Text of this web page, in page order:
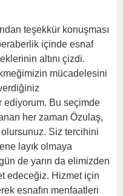
teşekkür konuşması
içinde esnaf
altını çizdi.
mücadelesini
ediyorum. Bu seçimde
her zaman Özulaş,
Siz tercihini
layık olmaya
de yarın da elimizden
edeceğiz. Hizmet için
esnafın menfaatleri